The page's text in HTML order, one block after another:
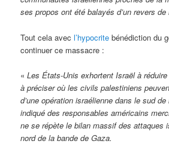
ses propos ont été balayés d’un revers de
Tout cela avecl’hypocrite bénédiction du
continuer ce massacre :
«Les États-Unis exhortent Israël à
à préciser où les civils palestiniens
d’une opération israélienne dans le sud
indiqué des responsables américains
ne se répète le bilan massif des attaques
nord de la bande de Gaza.